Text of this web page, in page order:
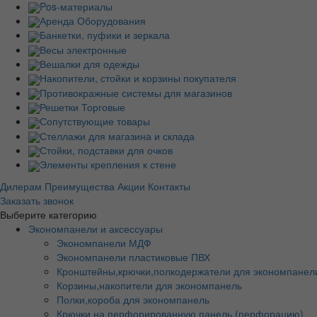
Pos-материалы
Аренда Оборудования
Банкетки, пуфики и зеркала
Весы электронные
Вешалки для одежды
Накопители, стойки и корзины покупателя
Противокражные системы для магазинов
Решетки Торговые
Сопутствующие товары
Стеллажи для магазина и склада
Стойки, подставки для очков
Элементы крепления к стене
Дилерам Преимущества Акции Контакты
Заказать звонок
Выберите категорию
Экономпанели и аксессуары
Экономпанели МДФ
Экономпанели пластиковые ПВХ
Кронштейны,крючки,полкодержатели для
Корзины,накопители для экономпанель
Полки,короба для экономпанель
Крючки на перфорированную панель (перфорацию)